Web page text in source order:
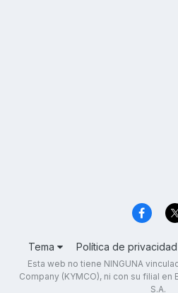
Tema Política de privacidad
Esta web no tiene NINGUNA
Company (KYMCO), ni con su filial en
S.A.